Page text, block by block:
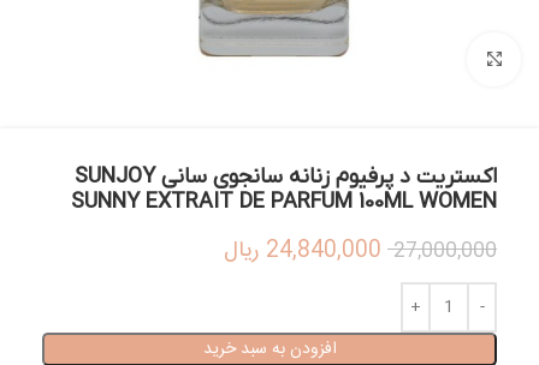
اکستریت د پرفیوم زنانه سانجوی سانی SUNJOY
SUNNY EXTRAIT DE PARFUM 100ML WOMEN
27,000,000
24,840,000 ریال
افزودن به سبد خرید